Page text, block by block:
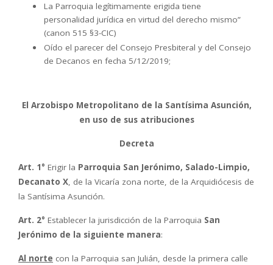
La Parroquia legítimamente erigida tiene
personalidad jurídica en virtud del derecho mismo”
(canon 515 §3-CIC)
Oído el parecer del Consejo Presbiteral y del Consejo
de Decanos en fecha 5/12/2019;
El Arzobispo Metropolitano de la Santísima Asunción,
en uso de sus atribuciones
Decreta
Art. 1° Erigir la Parroquia San Jerónimo, Salado-Limpio,
Decanato X, de la Vicaría zona norte, de la Arquidiócesis de
la Santísima Asunción.
Art. 2° Establecer la jurisdicción de la Parroquia San
Jerónimo de la siguiente manera:
Al norte con la Parroquia san Julián, desde la primera calle